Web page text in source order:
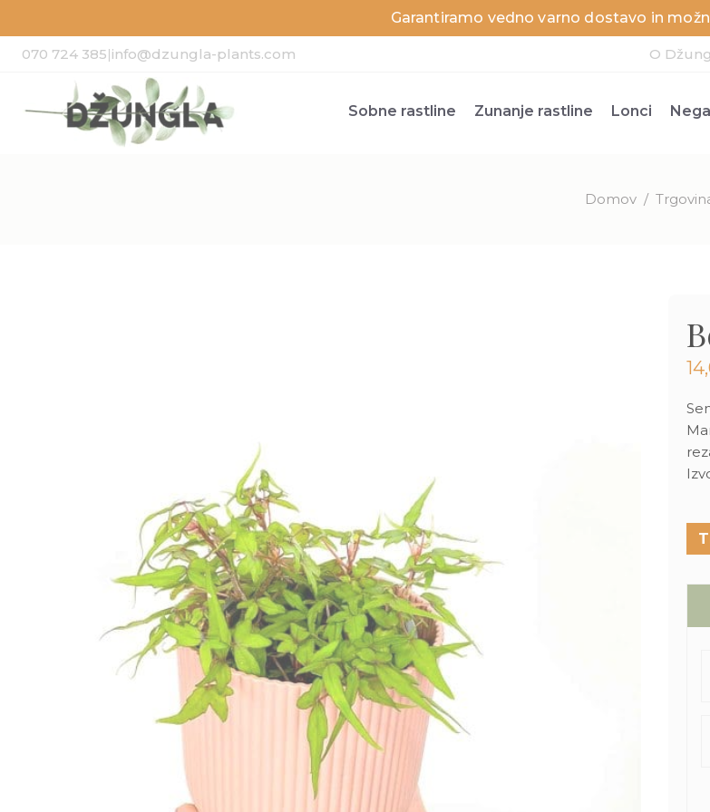
Garantiramo vedno varno dostavo in
070 724 385|info@dzungla-plants.com O
Sobne rastline Zunanje rastline Lonci
Domov /